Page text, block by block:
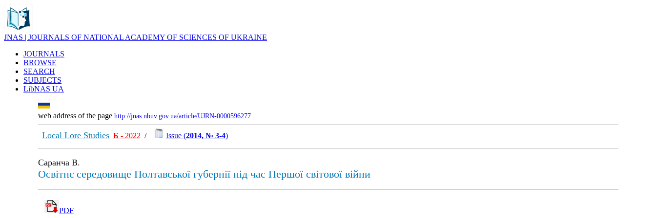
JNAS | JOURNALS OF NATIONAL ACADEMY OF SCIENCES OF UKRAINE
JOURNALS
BROWSE
SEARCH
SUBJECTS
LibNAS UA
web address of the page http://jnas.nbuv.gov.ua/article/UJRN-0000596277
Local Lore Studies Б - 2022 / Issue (2014, № 3-4)
Саранча В.
Освітнє середовище Полтавської губернії під час Першої світової війни
PDF